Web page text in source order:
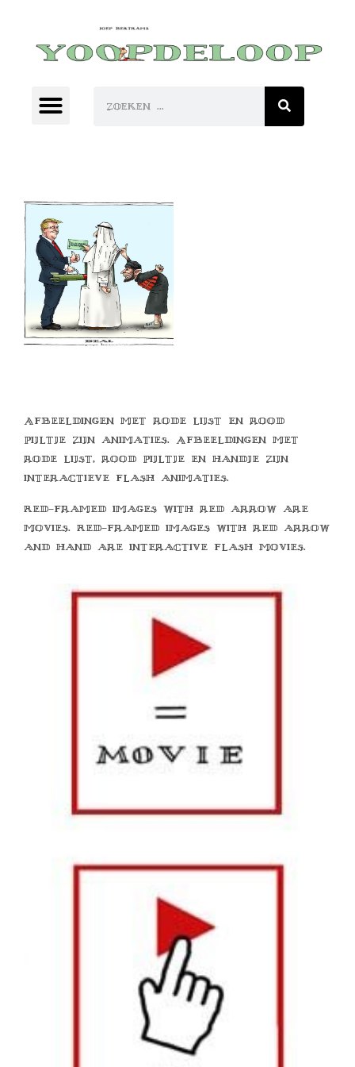
Afbeeldingen met rode lijst en rood
pijltje zijn animaties. Afbeeldingen met
rode lijst, rood pijltje en handje zijn
interactieve flash animaties.
Red-framed images with red arrow are
movies. Red-framed images with red arrow
and hand are interactive flash movies.